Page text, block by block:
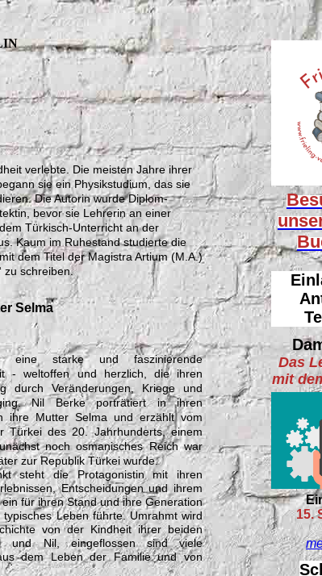
verlebte. Die meisten Jahre ihrer
sie ein Physikstudium, das sie
Die Autorin wurde Diplom-
bevor sie Lehrerin an einer
Türkisch-Unterricht an der
Kaum im Ruhestand studierte die
dem Titel der Magistra Artium (M.A.)
zu schreiben.
Selma
eine starke und faszinierende
- weltoffen und herzlich, die ihren
durch Veränderungen, Kriege und
Nil Berke porträtiert in ihren
ihre Mutter Selma und erzählt vom
Türkei des 20. Jahrhunderts, einem
noch osmanisches Reich war
zur Republik Türkei wurde.
steht die Protagonistin mit ihren
Entscheidungen und ihrem
für ihren Stand und ihre Generation
Leben führte. Umrahmt wird
von der Kindheit ihrer beiden
und Nil, eingeflossen sind viele
dem Leben der Familie und von
Das
mit
15.